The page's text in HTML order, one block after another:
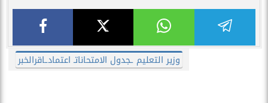
وزير التعليم ـجدول الامتحاناتـ اعتمادـاقرالخبر